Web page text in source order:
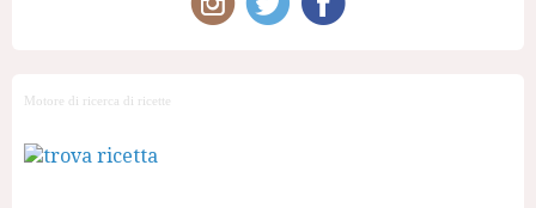
Motore di ricerca di ricette